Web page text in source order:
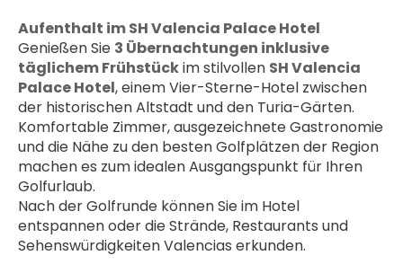
Aufenthalt im SH Valencia Palace Hotel
Genießen Sie 3 Übernachtungen inklusive
täglichem Frühstück im stilvollen SH Valencia
Palace Hotel, einem Vier-Sterne-Hotel zwischen
der historischen Altstadt und den Turia-Gärten.
Komfortable Zimmer, ausgezeichnete Gastronomie
und die Nähe zu den besten Golfplätzen der Region
machen es zum idealen Ausgangspunkt für Ihren
Golfurlaub.
Nach der Golfrunde können Sie im Hotel
entspannen oder die Strände, Restaurants und
Sehenswürdigkeiten Valencias erkunden.